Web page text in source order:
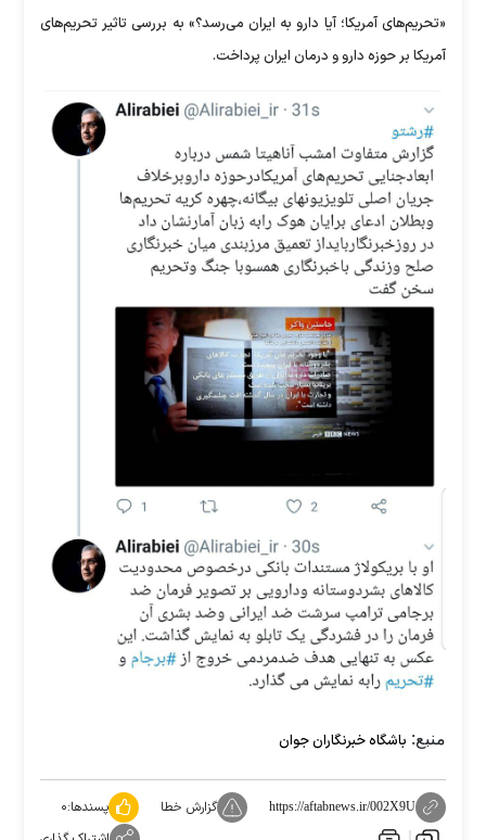
«تحریم‌های آمریکا؛ آیا دارو به ایران می‌رسد؟» به بررسی تاثیر تحریم‌های
آمریکا بر حوزه دارو و درمان ایران پرداخت.
منبع: باشگاه خبرنگاران جوان
https://aftabnews.ir/002X9U گزارش خطا پسندها:۰